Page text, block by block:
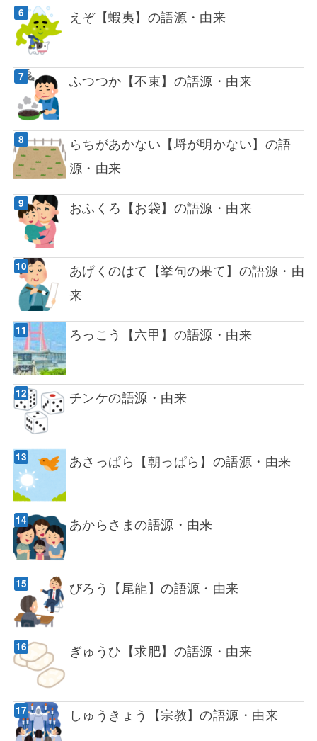
えぞ【蝦夷】の語源・由来
ふつつか【不束】の語源・由来
らちがあかない【埒が明かない】の語
源・由来
おふくろ【お袋】の語源・由来
あげくのはて【挙句の果て】の語源・由
来
ろっこう【六甲】の語源・由来
チンケの語源・由来
あさっぱら【朝っぱら】の語源・由来
あからさまの語源・由来
びろう【尾龍】の語源・由来
ぎゅうひ【求肥】の語源・由来
しゅうきょう【宗教】の語源・由来